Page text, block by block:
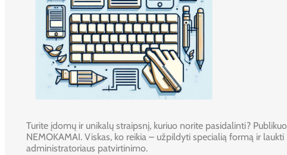
Turite įdomų ir unikalų straipsnį, kuriuo norite pasidalinti?
NEMOKAMAI. Viskas, ko reikia – užpildyti specialią formą ir laukti
administratoriaus patvirtinimo.